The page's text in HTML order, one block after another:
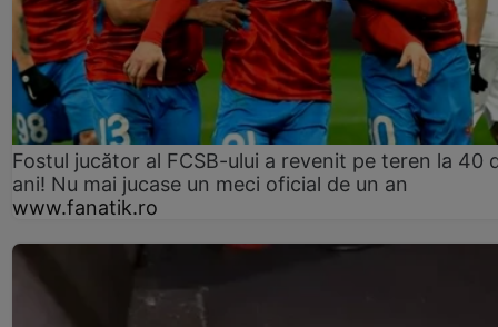
Fostul jucător al FCSB-ului a revenit pe teren la 40
ani! Nu mai jucase un meci oficial de un an
www.fanatik.ro